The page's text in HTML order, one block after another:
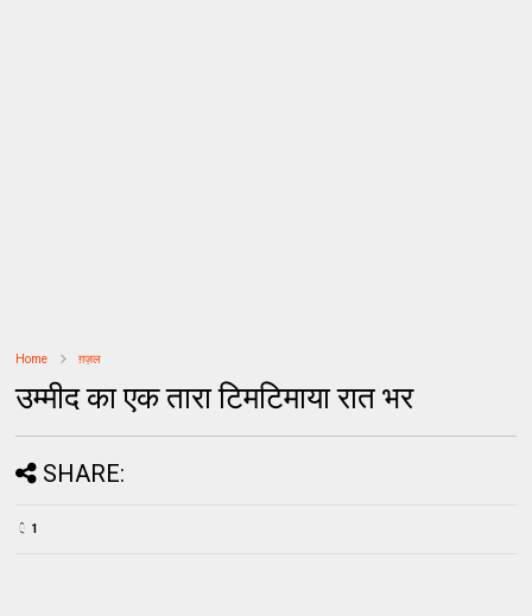
Home ग़ज़ल
उम्मीद का एक तारा टिमटिमाया रात भर
SHARE:
1